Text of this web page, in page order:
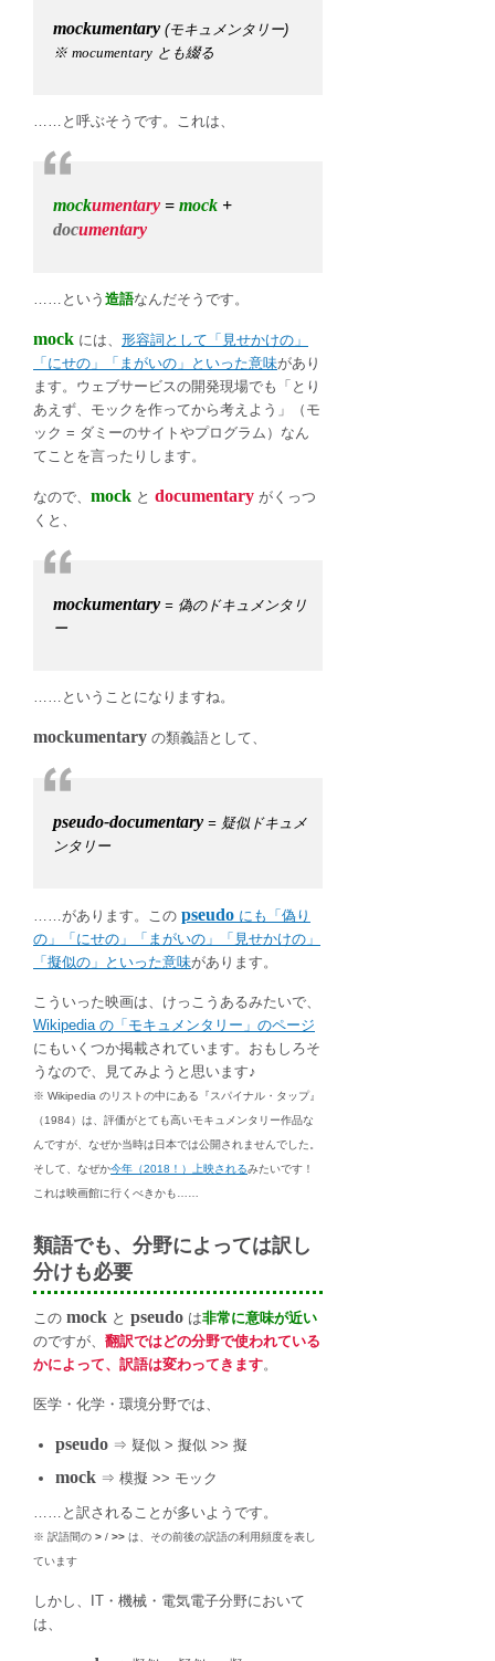
mockumentary (モキュメンタリー)
※ mocumentary とも綴る
……と呼ぶそうです。これは、
mockumentary = mock +
documentary
……という 造語なんだそうです。
mock には、 形容詞として「見せかけの」
「にせの」「まがいの」といった意味があり
ます。ウェブサービスの開発現場でも「とり
あえず、モックを作ってから考えよう」（モ
ック = ダミーのサイトやプログラム）なん
てことを言ったりします。
なので、 mock と documentary がくっつ
くと、
mockumentary = 偽のドキュメンタリ
ー
……ということになりますね。
mockumentary の類義語として、
pseudo-documentary = 疑似ドキュメ
ンタリー
……があります。この pseudo にも「偽り
の」「にせの」「まがいの」「見せかけの」
「擬似の」といった意味があります。
こういった映画は、けっこうあるみたいで、
Wikipedia の「モキュメンタリー」のページ
にもいくつか掲載されています。おもしろそ
うなので、見てみようと思います♪
※ Wikipedia のリストの中にある『スパイナル・タップ』
（1984）は、評価がとても高いモキュメンタリー作品な
んですが、なぜか当時は日本では公開されませんでした。
そして、なぜか今年（2018！）上映されるみたいです！
これは映画館に行くべきかも……
類語でも、分野によっては訳し
分けも必要
この mock と pseudo は非常に意味が近い
のですが、 翻訳ではどの分野で使われている
かによって、訳語は変わってきます。
医学・化学・環境分野では、
pseudo ⇒ 疑似 > 擬似 >> 擬
mock ⇒ 模擬 >> モック
……と訳されることが多いようです。
※ 訳語間の > / >> は、その前後の訳語の利用頻度を表し
ています
しかし、IT・機械・電気電子分野において
は、